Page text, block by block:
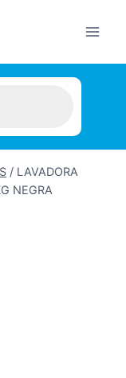
/ LAVADORA
NEGRA